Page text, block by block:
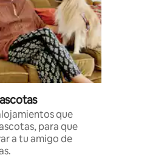
que
para que
a tu amigo de